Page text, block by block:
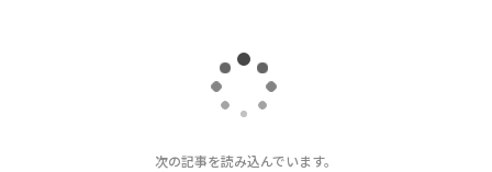
短期的な地政学ショックを超えて、より大きな資本をめ
ぐる問いが浮上している。
次の記事を読み込んでいます。